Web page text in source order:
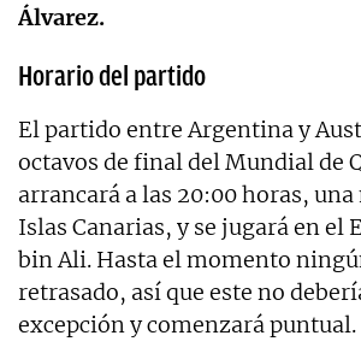
Álvarez.
Horario del partido
El partido entre Argentina y
octavos de final del Mundial de
arrancará a las 20:00 horas, una
Islas Canarias, y se jugará en el
bin Ali. Hasta el momento
retrasado, así que este no
excepción y comenzará puntual.